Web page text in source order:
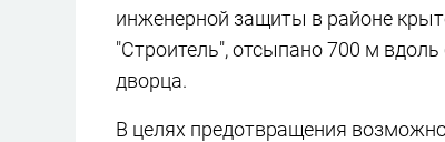
инженерной защиты в районе
"Строитель", отсыпано 700 м
дворца.
В целях предотвращения